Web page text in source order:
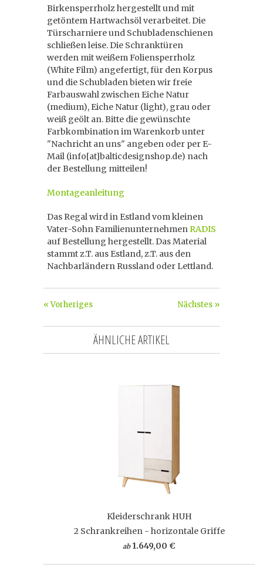
Birkensperrholz hergestellt und mit
getöntem Hartwachsöl verarbeitet. Die
Türscharniere und Schubladenschienen
schließen leise. Die Schranktüren
werden mit weißem Foliensperrholz
(White Film) angefertigt, für den Korpus
und die Schubladen bieten wir freie
Farbauswahl zwischen Eiche Natur
(medium), Eiche Natur (light), grau oder
weiß geölt an. Bitte die gewünschte
Farbkombination im Warenkorb unter
"Nachricht an uns" angeben oder per E-
Mail (info[at]balticdesignshop.de) nach
der Bestellung mitteilen!
Montageanleitung
Das Regal wird in Estland vom kleinen
Vater-Sohn FamilienunternehmenRADIS
auf Bestellung hergestellt. Das Material
stammt z.T. aus Estland, z.T. aus den
Nachbarländern Russland oder Lettland.
Nächstes »
« Vorheriges
ÄHNLICHE ARTIKEL
Kleiderschrank HUH
2 Schrankreihen - horizontale Griffe
ab 1.649,00 €